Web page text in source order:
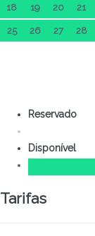
18 19 20 21
25 26 27 28
Reservado
Disponível
Tarifas